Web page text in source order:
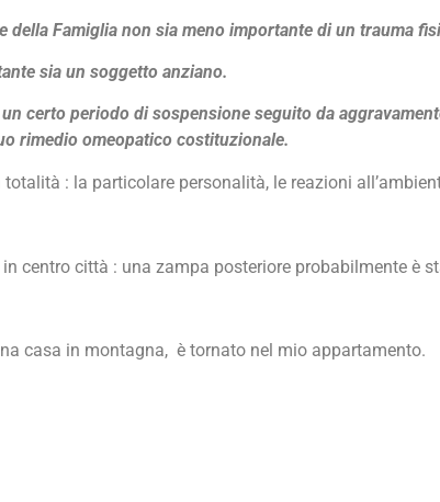
Famiglia non sia meno importante di un trauma
sia un soggetto anziano.
certo periodo di sospensione seguito da
rimedio omeopatico costituzionale.
: la particolare personalità, le reazioni
centro città : una zampa posteriore probabilmente è
casa in montagna, è tornato nel mio appartamento.